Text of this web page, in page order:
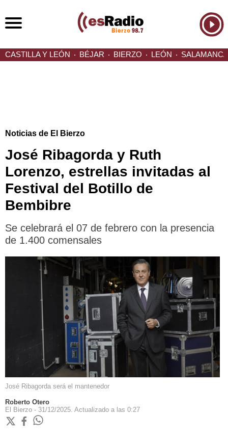
CASTILLA Y LEÓN BÉJAR BIERZO LEÓN SALAMANCA
Noticias de El Bierzo
José Ribagorda y Ruth
Lorenzo, estrellas invitadas al
Festival del Botillo de
Bembibre
Se celebrará el 07 de febrero con la presencia
de 1.400 comensales
José Ribagorda será el mantenedor
Roberto Otero
El Bierzo - 31/12/2025. Actualizado a las 0:27